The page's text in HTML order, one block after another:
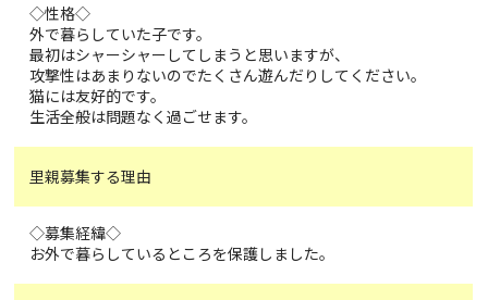
◇性格◇
外で暮らしていた子です。
最初はシャーシャーしてしまうと思いますが、
攻撃性はあまりないのでたくさん遊んだりしてください。
猫には友好的です。
生活全般は問題なく過ごせます。
里親募集する理由
◇募集経緯◇
お外で暮らしているところを保護しました。